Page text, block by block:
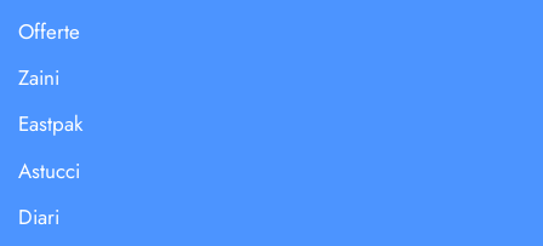
Offerte
Zaini
Eastpak
Astucci
Diari